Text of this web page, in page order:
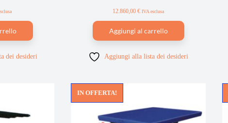
dei desideri
12.860,00€ IVA esclusa
Aggiungi al carrello
Aggiungi alla lista dei desideri
IN OFFERTA!